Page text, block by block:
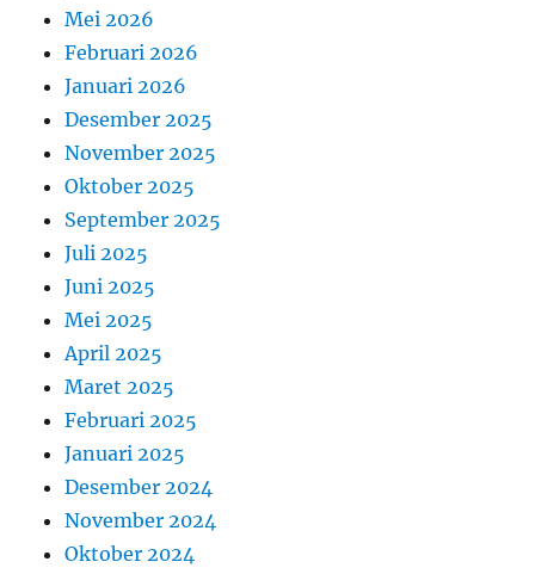
Mei 2026
Februari 2026
Januari 2026
Desember 2025
November 2025
Oktober 2025
September 2025
Juli 2025
Juni 2025
Mei 2025
April 2025
Maret 2025
Februari 2025
Januari 2025
Desember 2024
November 2024
Oktober 2024